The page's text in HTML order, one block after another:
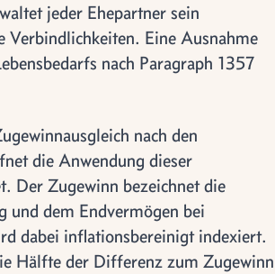
jeder Ehepartner sein
Eine Ausnahme
nach Paragraph 1357
nach den
die Anwendung dieser
Der Zugewinn bezeichnet die
und dem Endvermögen bei
dabei inflationsbereinigt indexiert.
Hälfte der Differenz zum Zugewinn